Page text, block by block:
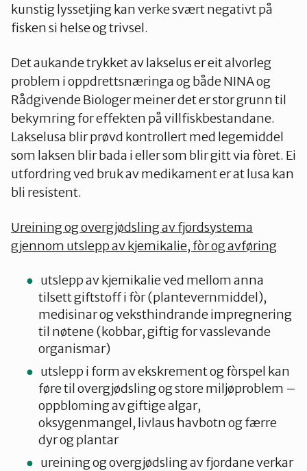
kunstig lyssetjing kan verke svært negativt på
fisken si helse og trivsel.
Det aukande trykket av lakselus er eit alvorleg
problem i oppdrettsnæringa og både NINA og
Rådgivende Biologer meiner det er stor grunn til
bekymring for effekten på villfiskbestandane.
Lakselusa blir prøvd kontrollert med legemiddel
som laksen blir bada i eller som blir gitt via fòret. Ei
utfordring ved bruk av medikament er at lusa kan
bli resistent.
Ureining og overgjødsling av fjordsystema
gjennom utslepp av kjemikalie, fòr og avføring
utslepp av kjemikalie ved mellom anna
tilsett giftstoff i fòr (plantevernmiddel),
medisinar og veksthindrande impregnering
til nøtene (kobbar, giftig for vasslevande
organismar)
utslepp i form av ekskrement og fòrspel kan
føre til overgjødsling og store miljøproblem –
oppbloming av giftige algar,
oksygenmangel, livlaus havbotn og færre
dyr og plantar
ureining og overgjødsling av fjordane verkar